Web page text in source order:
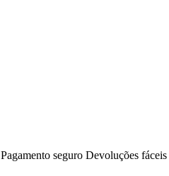
Pagamento seguro Devoluções fáceis